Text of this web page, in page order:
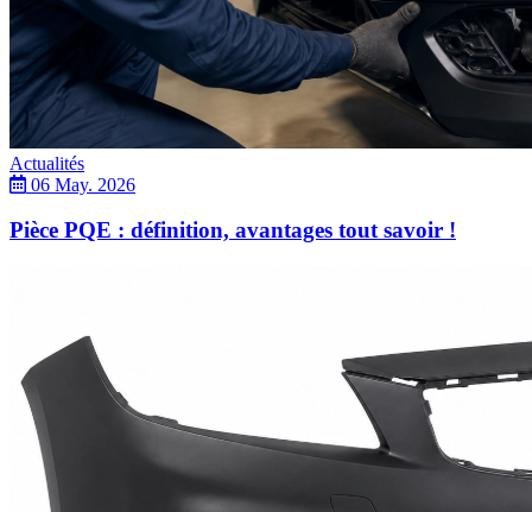
Actualités
06 May. 2026
Pièce PQE : définition, avantages tout savoir !